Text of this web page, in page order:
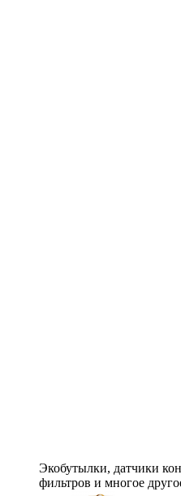
Экобутылки, датчики
фильтров и многое